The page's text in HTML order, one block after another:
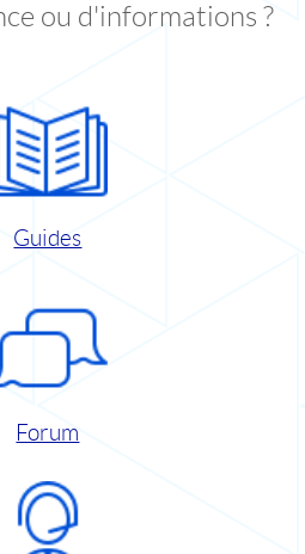
ou d'informations ?
Guides
Forum